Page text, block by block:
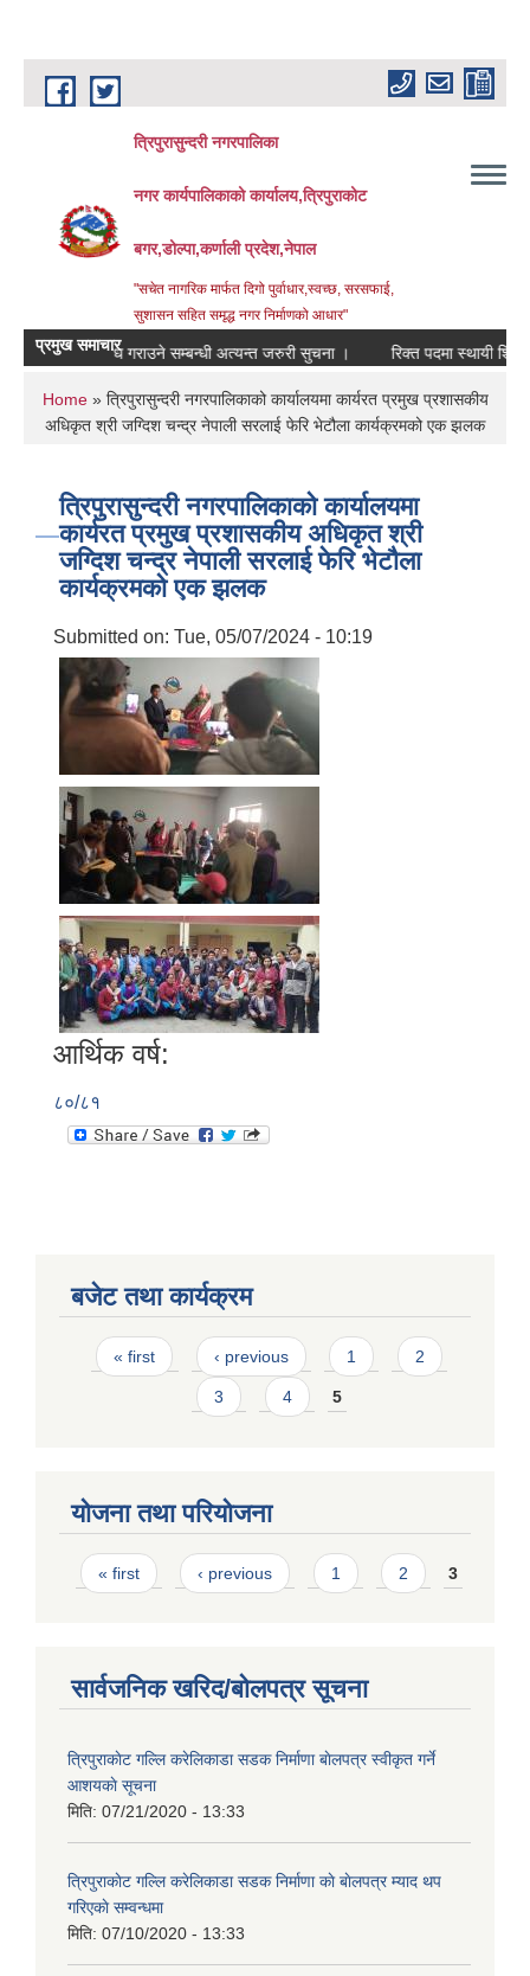
Skip to main content
त्रिपुरासुन्दरी नगरपालिका
नगर कार्यपालिकाको कार्यालय,त्रिपुराकोट
बगर,डोल्पा,कर्णाली प्रदेश,नेपाल
"सचेत नागरिक मार्फत दिगो पुर्वाधार,स्वच्छ, सरसफाई,
सुशासन सहित समृद्ध नगर निर्माणको आधार"
प्रमुख समाचार
खर्च उपल्बध गराउने सम्बन्धी अत्यन्त जरुरी सुचना । रिक्त पदमा स्थायी शिक्षक
You are here
Home» त्रिपुरासुन्दरी नगरपालिकाको कार्यालयमा कार्यरत प्रमुख प्रशासकीय
अधिकृत श्री जग्दिश चन्द्र नेपाली सरलाई फेरि भेटौला कार्यक्रमको एक झलक
त्रिपुरासुन्दरी नगरपालिकाको कार्यालयमा
कार्यरत प्रमुख प्रशासकीय अधिकृत श्री
जग्दिश चन्द्र नेपाली सरलाई फेरि भेटौला
कार्यक्रमको एक झलक
Submitted on: Tue, 05/07/2024 - 10:19
आर्थिक वर्ष:
८०/८१
बजेट तथा कार्यक्रम
Pages
« first ‹ previous 1 2
3 4 5
योजना तथा परियोजना
Pages
« first ‹ previous 1 2 3
सार्वजनिक खरिद/बोलपत्र सूचना
त्रिपुराकाेट गल्लि करेलिकाडा सडक निर्माणा बाेलपत्र स्वीकृत गर्ने
आशयकाे सूचना
मिति: 07/21/2020 - 13:33
त्रिपुराकाेट गल्लि करेलिकाडा सडक निर्माणा काे बाेलपत्र म्याद थप
गरिएकाे सम्वन्धमा
मिति: 07/10/2020 - 13:33